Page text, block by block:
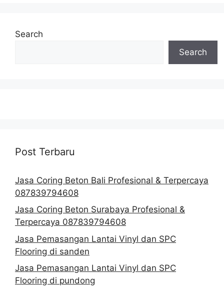
Search
Search
Post Terbaru
Jasa Coring Beton Bali Profesional & Terpercaya
087839794608
Jasa Coring Beton Surabaya Profesional &
Terpercaya 087839794608
Jasa Pemasangan Lantai Vinyl dan SPC
Flooring di sanden
Jasa Pemasangan Lantai Vinyl dan SPC
Flooring di pundong